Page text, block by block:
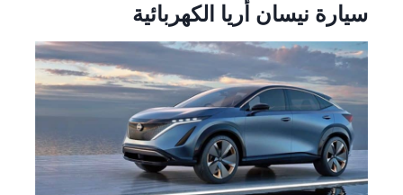
سيارة نيسان أريا الكهربائية